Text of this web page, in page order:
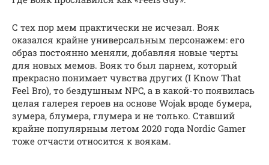
С тех пор мем практически не исчезал. Вояк
оказался крайне универсальным персонажем: его
образ постоянно меняли, добавляя новые черты
для новых мемов. Вояк то был парнем, который
прекрасно понимает чувства других (I Know That
Feel Bro), то бездушным NPC, а в какой-то появилась
целая галерея героев на основе Wojak вроде бумера,
зумера, блумера, глумера и не только. Ставший
крайне популярным летом 2020 года Nordic Gamer
тоже отчасти относится к воякам.